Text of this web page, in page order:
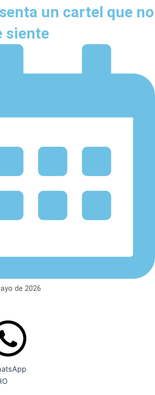
un cartel que no
siente
de 2026